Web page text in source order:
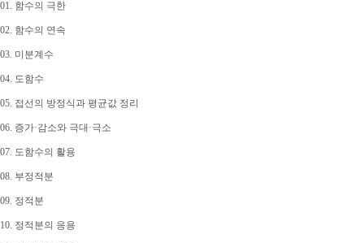
01. 함수의 극한
02. 함수의 연속
03. 미분계수
04. 도함수
05. 접선의 방정식과 평균값 정리
06. 증가·감소와 극대·극소
07. 도함수의 활용
08. 부정적분
09. 정적분
10. 정적분의 응용